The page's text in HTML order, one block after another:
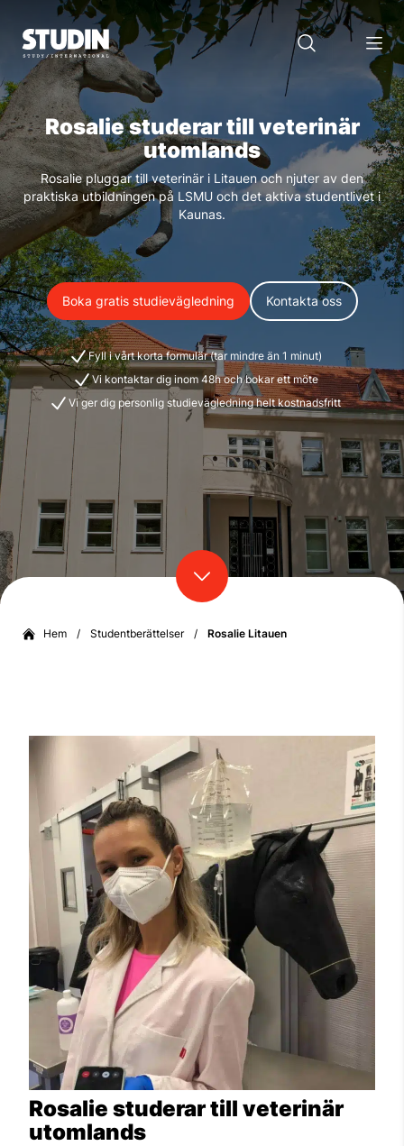
Rosalie studerar till veterinär
utomlands
Rosalie pluggar till veterinär i Litauen och njuter av den
praktiska utbildningen på LSMU och det aktiva studentlivet i
Kaunas.
Boka gratis studievägledning Kontakta oss
Fyll i vårt korta formulär (tar mindre än 1 minut)
Vi kontaktar dig inom 48h och bokar ett möte
Vi ger dig personlig studievägledning helt kostnadsfritt
Hem / Studentberättelser / Rosalie Litauen
Rosalie studerar till veterinär
utomlands